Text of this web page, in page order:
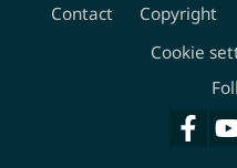
Contact Copyright
Cookie